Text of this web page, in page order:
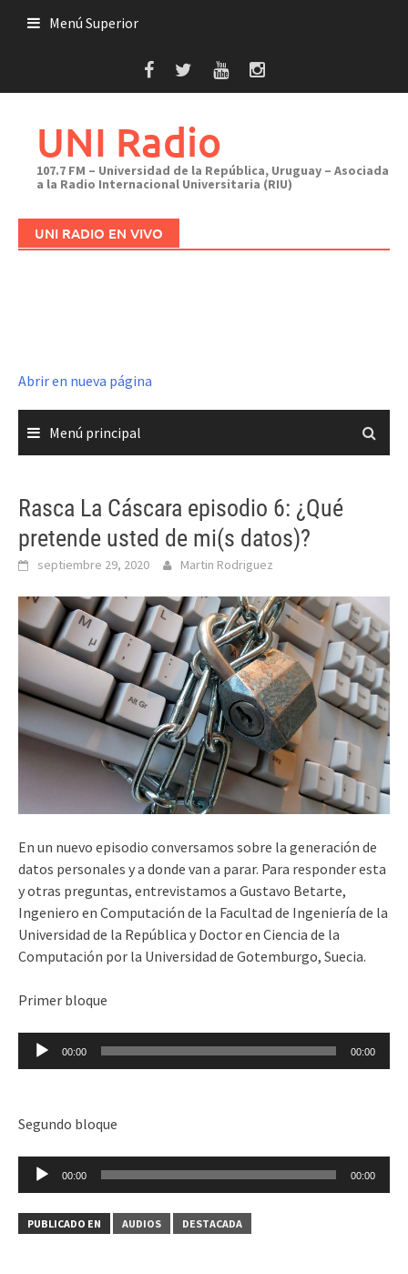
Menú Superior
UNI Radio
107.7 FM – Universidad de la República, Uruguay – Asociada
a la Radio Internacional Universitaria (RIU)
UNI RADIO EN VIVO
Abrir en nueva página
Menú principal
Rasca La Cáscara episodio 6: ¿Qué
pretende usted de mi(s datos)?
septiembre 29, 2020 Martin Rodriguez
En un nuevo episodio conversamos sobre la generación de
datos personales y a donde van a parar. Para responder esta
y otras preguntas, entrevistamos a Gustavo Betarte,
Ingeniero en Computación de la Facultad de Ingeniería de la
Universidad de la República y Doctor en Ciencia de la
Computación por la Universidad de Gotemburgo, Suecia.
Primer bloque
Reproductor
00:00 00:00
Segundo bloque
Reproductor
audio
00:00 00:00
PUBLICADO EN AUDIOS DESTACADA